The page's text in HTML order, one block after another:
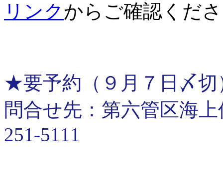
リンクからご確認くだ
★要予約（９月７日〆切
問合せ先：第六管区海
251-5111